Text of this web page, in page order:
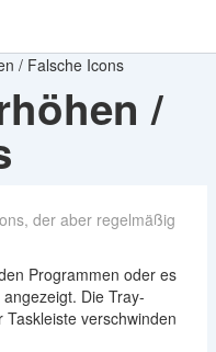
/ Falsche Icons
/
der aber regelmäßig
Programmen oder es
Die Tray-
verschwinden